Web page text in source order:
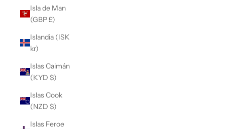
Isla de Man
(GBP £)
Islandia (ISK
kr)
Islas Caimán
(KYD $)
Islas Cook
(NZD $)
Islas Feroe